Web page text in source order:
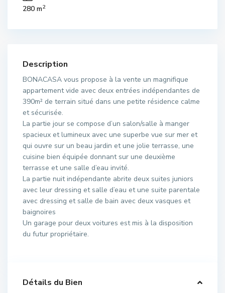
280 m2
Description
BONACASA vous propose à la vente un magnifique
appartement vide avec deux entrées indépendantes de
390m² de terrain situé dans une petite résidence calme
et sécurisée.
La partie jour se compose d’un salon/salle à manger
spacieux et lumineux avec une superbe vue sur mer et
qui ouvre sur un beau jardin et une jolie terrasse, une
cuisine bien équipée donnant sur une deuxième
terrasse et une salle d’eau invité.
La partie nuit indépendante abrite deux suites juniors
avec leur dressing et salle d’eau et une suite parentale
avec dressing et salle de bain avec deux vasques et
baignoires
Un garage pour deux voitures est mis à la disposition
du futur propriétaire.
Détails du Bien